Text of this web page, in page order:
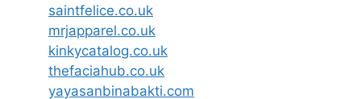
saintfelice.co.uk
mrjapparel.co.uk
kinkycatalog.co.uk
thefaciahub.co.uk
yayasanbinabakti.com